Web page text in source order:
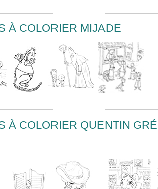
À COLORIER MIJADE
À COLORIER QUENTIN